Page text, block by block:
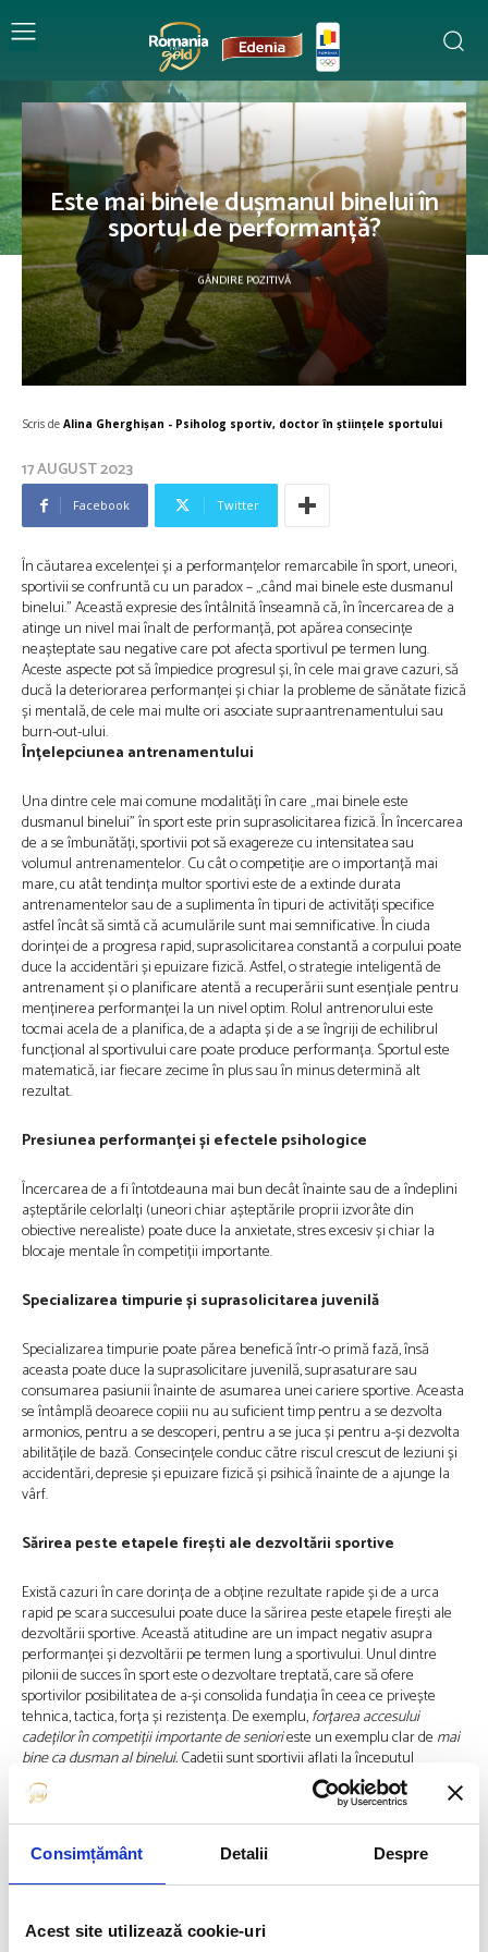
Consimțământ Detalii Despre
Acest site utilizează cookie-uri
Este mai binele dușmanul binelui în
sportul de performanță?
GÂNDIRE POZITIVĂ
Scris de Alina Gherghișan - Psiholog sportiv, doctor în științele sportului
17 AUGUST 2023
Facebook Twitter
În căutarea excelenței și a performanțelor remarcabile în sport, uneori,
sportivii se confruntă cu un paradox – „când mai binele este dusmanul
binelui.” Această expresie des întâlnită înseamnă că, în încercarea de a
atinge un nivel mai înalt de performanță, pot apărea consecințe
neașteptate sau negative care pot afecta sportivul pe termen lung.
Aceste aspecte pot să împiedice progresul și, în cele mai grave cazuri, să
ducă la deteriorarea performanței și chiar la probleme de sănătate fizică
și mentală, de cele mai multe ori asociate supraantrenamentului sau
burn-out-ului.
Înțelepciunea antrenamentului
Una dintre cele mai comune modalități în care „mai binele este
dusmanul binelui” în sport este prin suprasolicitarea fizică. În încercarea
de a se îmbunătăți, sportivii pot să exagereze cu intensitatea sau
volumul antrenamentelor. Cu cât o competiție are o importanță mai
mare, cu atât tendința multor sportivi este de a extinde durata
antrenamentelor sau de a suplimenta în tipuri de activități specifice
astfel încât să simtă că acumulările sunt mai semnificative. În ciuda
dorinței de a progresa rapid, suprasolicitarea constantă a corpului poate
duce la accidentări și epuizare fizică. Astfel, o strategie inteligentă de
antrenament și o planificare atentă a recuperării sunt esențiale pentru
menținerea performanței la un nivel optim. Rolul antrenorului este
tocmai acela de a planifica, de a adapta și de a se îngriji de echilibrul
funcțional al sportivului care poate produce performanța. Sportul este
matematică, iar fiecare zecime în plus sau în minus determină alt
rezultat.
Presiunea performanței și efectele psihologice
Încercarea de a fi întotdeauna mai bun decât înainte sau de a îndeplini
așteptările celorlalți (uneori chiar așteptările proprii izvorâte din
obiective nerealiste) poate duce la anxietate, stres excesiv și chiar la
blocaje mentale în competiții importante.
Specializarea timpurie și suprasolicitarea juvenilă
Specializarea timpurie poate părea benefică într-o primă fază, însă
aceasta poate duce la suprasolicitare juvenilă, suprasaturare sau
consumarea pasiunii înainte de asumarea unei cariere sportive. Aceasta
se întâmplă deoarece copiii nu au suficient timp pentru a se dezvolta
armonios, pentru a se descoperi, pentru a se juca și pentru a-și dezvolta
abilitățile de bază. Consecințele conduc către riscul crescut de leziuni și
accidentări, depresie și epuizare fizică și psihică înainte de a ajunge la
vârf.
Sărirea peste etapele firești ale dezvoltării sportive
Există cazuri în care dorința de a obține rezultate rapide și de a urca
rapid pe scara succesului poate duce la sărirea peste etapele firești ale
dezvoltării sportive. Această atitudine are un impact negativ asupra
performanței și dezvoltării pe termen lung a sportivului. Unul dintre
pilonii de succes în sport este o dezvoltare treptată, care să ofere
sportivilor posibilitatea de a-și consolida fundația în ceea ce privește
tehnica, tactica, forța și rezistența. De exemplu,forțarea accesului
cadeților în competiții importante de seniorieste un exemplu clar de mai
bine ca dușman al binelui.Cadeții sunt sportivii aflați la începutul
călătoriei lor într-o anumită disciplină, iar această etapă este esențială
pentru a construi bazele pentru performanțe superioare în viitor.
Înțelegerea și respectarea acestor etape ale dezvoltării sportive pot
contribui la o creștere armonioasă a sportivului și la maximizarea
potențialului său pe termen lung.